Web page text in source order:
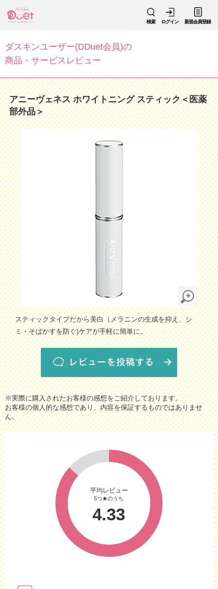
検索 ログイン 新規会員登録
ダスキンユーザー(DDuet会員)の
商品・サービスレビュー
アニーヴェネス ホワイトニング スティック＜医薬
部外品＞
スティックタイプだから美白（メラニンの生成を抑え、シ
ミ・そばかすを防ぐ)ケアが手軽に簡単に。
※実際に購入されたお客様の感想をご紹介しております。
お客様の個人的な感想であり、内容を保証するものではありませ
ん。
平均レビュー
5つ★のうち
4.33